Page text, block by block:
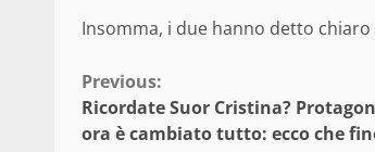
Insomma, i due hanno detto
Continue
Reading
Previous:
Ricordate Suor Cristina?
ora è cambiato tutto: ecco che